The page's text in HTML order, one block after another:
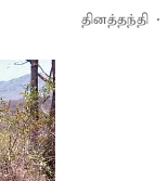
தினத்தந்தி